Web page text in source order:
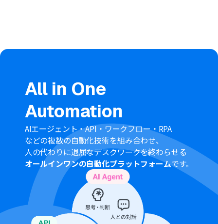
間隔を選択できます。
（オペレーション）となっております。フリープランの場
合は設定しているフローボットのオペレーションはエラ
ーとなりますので、ご注意ください。
ミニプランなどの有料プランは、2週間の無料トライアル
を行うことが可能です。無料トライアル中には制限対象の
アプリや機能（オペレーション）を使用することができ
ます。
All in One
Automation
AIエージェント・API・ワークフロー・RPA
などの複数の自動化技術を組み合わせ、
人の代わりに退屈なデスクワークを終わらせる
オールインワンの自動化プラットフォームです。